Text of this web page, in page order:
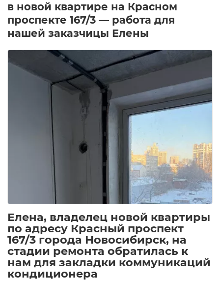
в новой квартире на Красном
проспекте 167/3 — работа для
нашей заказчицы Елены
Елена, владелец новой квартиры
по адресу Красный проспект
167/3 города Новосибирск, на
стадии ремонта обратилась к
нам для закладки коммуникаций
кондиционера